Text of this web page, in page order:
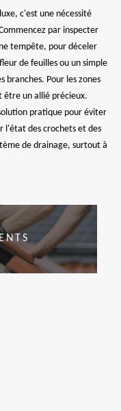
c'est une nécessité
par inspecter
tempête, pour déceler
de feuilles ou un simple
branches. Pour les zones
être un allié précieux.
pratique pour éviter
l'état des crochets et des
de drainage, surtout à